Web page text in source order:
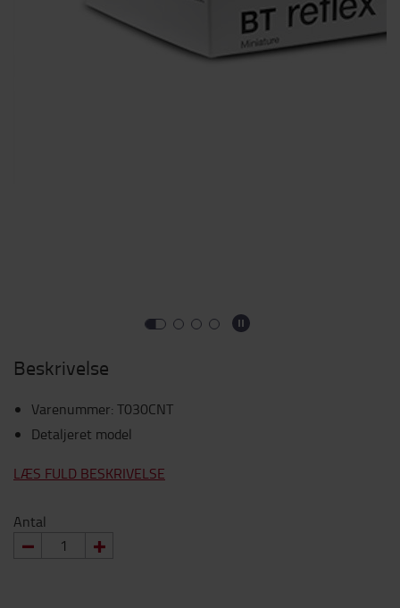
Beskrivelse
Varenummer: T030CNT
Detaljeret model
LÆS FULD BESKRIVELSE
Antal